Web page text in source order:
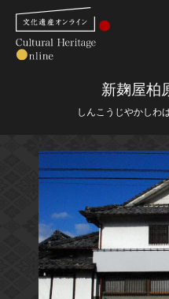
さら
トップ
作品一覧
カテゴリで見る
新麹屋柏
しんこうじやかしわ